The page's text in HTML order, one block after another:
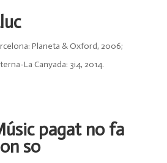
Planeta & Oxford, 2006;
La Canyada: 3i4, 2014.
pagat no fa
so